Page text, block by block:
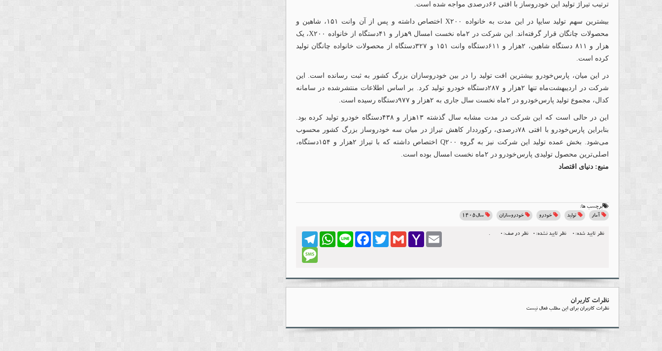
ترتیب تیراژ تولید این خودروساز با افتی ۶۶درصدی مواجه شده است.
بیشترین سهم تولید سایپا در این مدت به خانواده X۲۰۰ اختصاص داشته و پس از آن وانت ۱۵۱، شاهین و
محصولات چانگان قرار گرفته‌اند. این شرکت در ۲ماه نخست امسال ۹هزار و ۴۱دستگاه از خانواده X۲۰۰، یک
هزار و ۸۱۱ دستگاه شاهین، ۲هزار و ۶۱۱دستگاه وانت ۱۵۱ و ۳۲۷دستگاه از محصولات خانواده چانگان تولید
کرده است.
در این میان، پارس‌خودرو بیشترین افت تولید را در بین خودروسازان بزرگ کشور به ثبت رسانده است. این
شرکت در اردیبهشت‌ماه تنها ۲هزار و ۲۸۷دستگاه خودرو تولید کرد. بر اساس اطلاعات منتشرشده در سامانه
کدال، مجموع تولید پارس‌خودرو در ۲ماه نخست سال جاری به ۲هزار و ۹۷۷دستگاه رسیده است.
این در حالی است که این شرکت در مدت مشابه سال گذشته ۱۳هزار و ۴۳۸دستگاه خودرو تولید کرده بود.
بنابراین پارس‌خودرو با افتی ۷۸درصدی، رکورددار کاهش تیراژ در میان سه خودروساز بزرگ کشور محسوب
می‌شود. بخش عمده تولید این شرکت نیز به گروه Q۲۰۰ اختصاص داشته که با تیراژ ۲هزار و ۱۵۴دستگاه،
اصلی‌ترین محصول تولیدی پارس‌خودرو در ۲ماه نخست امسال بوده است.
منبع: دنیای اقتصاد
برچسب ها:
آمار
تولید خودرو خودروسازان سال۱۴۰۵
نظر تایید شده:0 نظر تایید نشده:0 نظر در صف:0 .
TelegramWhatsApp LineFacebook Twitter Gmail
Yahoo
Email
Message
نظرات کاربران
نظرات کاربران برای این مطلب فعال نیست